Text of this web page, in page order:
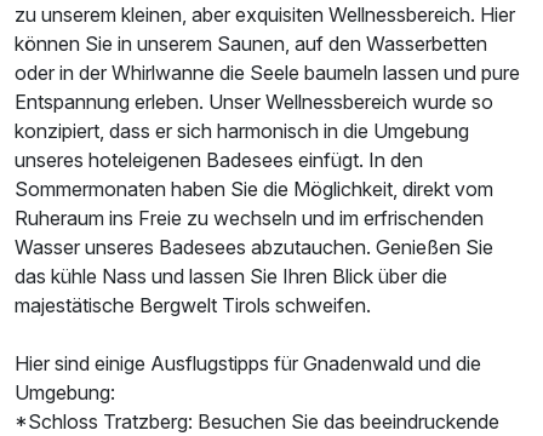
zu unserem kleinen, aber exquisiten Wellnessbereich. Hier
können Sie in unserem Saunen, auf den Wasserbetten
oder in der Whirlwanne die Seele baumeln lassen und pure
Entspannung erleben. Unser Wellnessbereich wurde so
konzipiert, dass er sich harmonisch in die Umgebung
unseres hoteleigenen Badesees einfügt. In den
Sommermonaten haben Sie die Möglichkeit, direkt vom
Ruheraum ins Freie zu wechseln und im erfrischenden
Wasser unseres Badesees abzutauchen. Genießen Sie
das kühle Nass und lassen Sie Ihren Blick über die
majestätische Bergwelt Tirols schweifen.
Hier sind einige Ausflugstipps für Gnadenwald und die
Umgebung:
*Schloss Tratzberg: Besuchen Sie das beeindruckende